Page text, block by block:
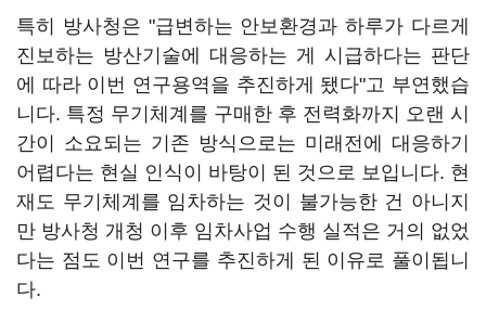
특히 방사청은 "급변하는 안보환경과 하루가 다르게
진보하는 방산기술에 대응하는 게 시급하다는 판단
에 따라 이번 연구용역을 추진하게 됐다"고 부연했습
니다. 특정 무기체계를 구매한 후 전력화까지 오랜 시
간이 소요되는 기존 방식으로는 미래전에 대응하기
어렵다는 현실 인식이 바탕이 된 것으로 보입니다. 현
재도 무기체계를 임차하는 것이 불가능한 건 아니지
만 방사청 개청 이후 임차사업 수행 실적은 거의 없었
다는 점도 이번 연구를 추진하게 된 이유로 풀이됩니
다.